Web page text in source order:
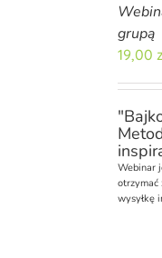
grupą
19,00
Webinar
otrzymać
wysyłkę